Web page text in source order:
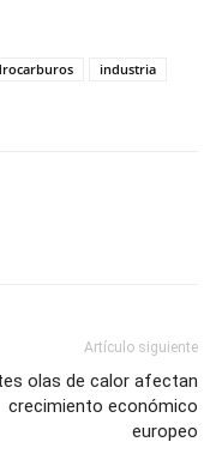
industria
Artículo siguiente
olas de calor afectan
crecimiento económico
europeo